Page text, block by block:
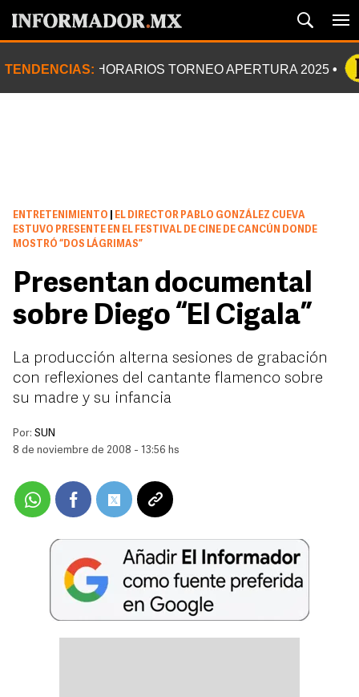
TENDENCIAS: HORARIOS TORNEO APERTURA 2025
ENTRETENIMIENTO
EL DIRECTOR PABLO GONZÁLEZ CUEVA
ESTUVO PRESENTE EN EL FESTIVAL DE CINE DE CANCÚN DONDE
MOSTRÓ “DOS LÁGRIMAS”
Presentan documental
sobre Diego “El Cigala”
La producción alterna sesiones de grabación
con reflexiones del cantante flamenco sobre
su madre y su infancia
Por: SUN
8 de noviembre de 2008 - 13:56 hs